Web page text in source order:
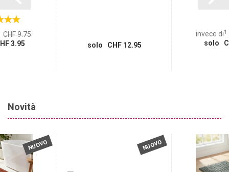
CHF 9.75
3.95
solo CHF 12.95
invece di1
solo
Novità
NUOVO NUOVO